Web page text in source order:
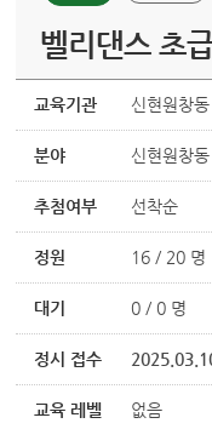
벨리댄스 초
교육기관 신현원창동
분야 신현원창
추첨여부 선착순
정원 16 / 20 명
대기 0 / 0 명
정시 접수
교육 레벨 없음